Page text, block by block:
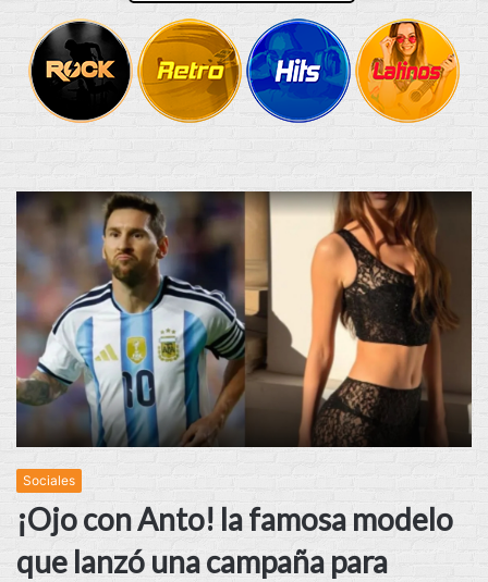
Sociales
¡Ojo con Anto! la famosa modelo
que lanzó una campaña para